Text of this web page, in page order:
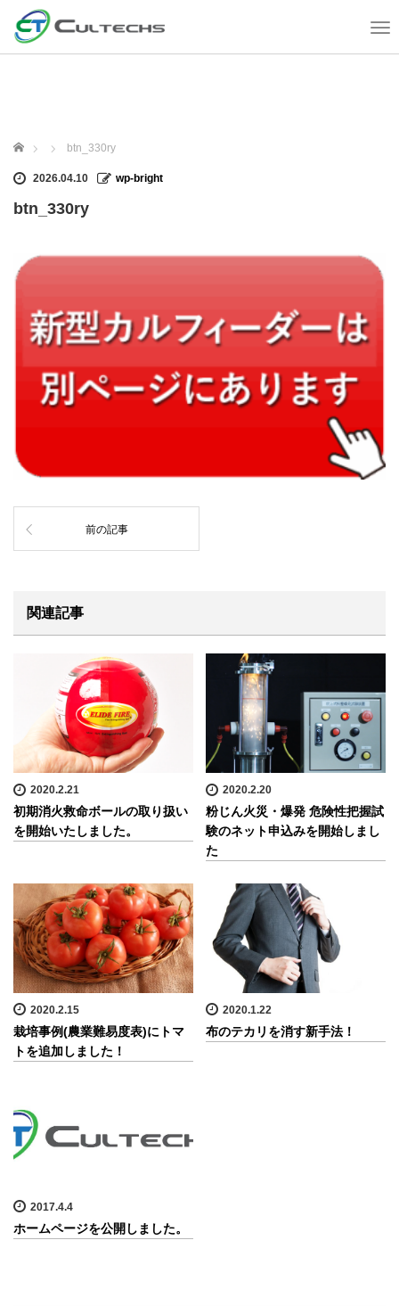
T
o
ホーム btn_330ry
2026.04.10 wp-bright
btn_330ry
前の記事
関連記事
2020.2.21
初期消火救命ボールの取り扱い
を開始いたしました。
2020.2.20
粉じん火災・爆発 危険性把握試
験のネット申込みを開始しまし
た
2020.2.15
栽培事例(農業難易度表)にトマ
トを追加しました！
2020.1.22
布のテカリを消す新手法！
2017.4.4
ホームページを公開しました。